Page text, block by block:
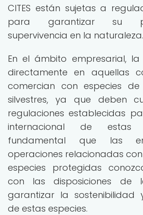
CITES están sujetas a
para garantizar su
supervivencia en la naturaleza.
En el ámbito empresarial, la
directamente en aquellas
comercian con especies
silvestres, ya que deben
regulaciones establecidas
internacional de estas
fundamental que las
operaciones relacionadas
especies protegidas
con las disposiciones de
garantizar la sostenibilidad
de estas especies.